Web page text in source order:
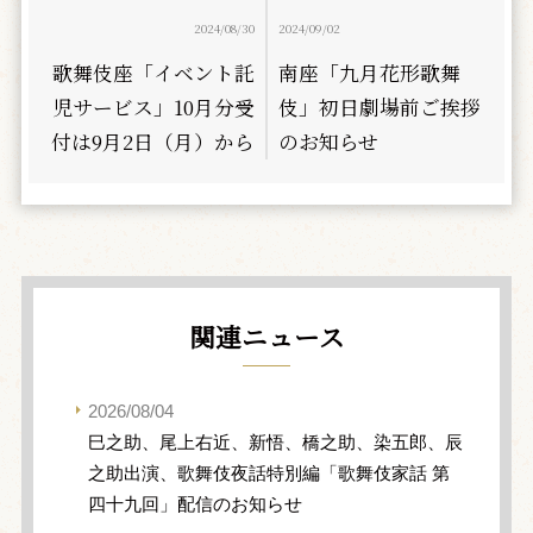
2024/08/30
歌舞伎座「イベント託
児サービス」10月分受
付は9月2日（月）から
2024/09/02
南座「九月花形歌舞
伎」初日劇場前ご挨拶
のお知らせ
関連ニュース
2026/08/04
巳之助、尾上右近、新悟、橋之助、染五郎、辰
之助出演、歌舞伎夜話特別編「歌舞伎家話 第
四十九回」配信のお知らせ